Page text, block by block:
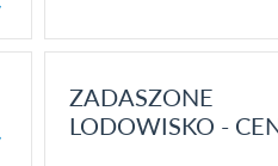
ZADASZONE
LODOWISKO -